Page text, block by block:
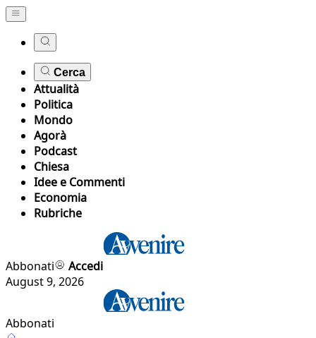
Cerca
Attualità
Politica
Mondo
Agorà
Podcast
Chiesa
Idee e Commenti
Economia
Rubriche
Abbonati
Accedi
August 9, 2026
Abbonati